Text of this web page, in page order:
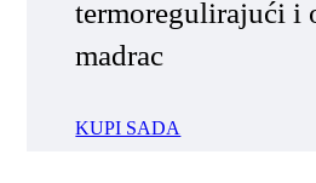
termoregulirajući i
madrac
KUPI SADA